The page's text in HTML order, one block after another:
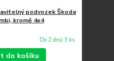
podvozek Škoda
kromě 4x4
Do 2 dnů 3 ks
do košíku